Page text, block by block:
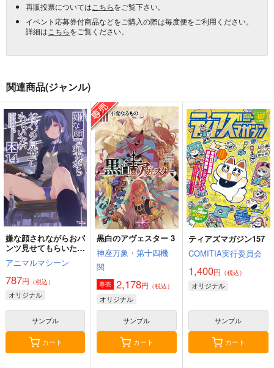
再販投票については こちらをご覧下さい。
イベント応募券付商品などをご購入の際は毎度便をご利用ください。
詳細は こちらをご覧ください。
関連商品(ジャンル)
嫌な顔されながらおパ
ンツ見せてもらいたい
本14
アニマルマシーン
787円 （税込）
オリジナル
サンプル
カート
黒白のアヴェスター 3
神座万象・第十四機
関
専売 2,178円 （税込）
オリジナル
サンプル
カート
ティアズマガジン157
COMITIA実行委員会
1,400円 （税込）
オリジナル
サンプル
カート